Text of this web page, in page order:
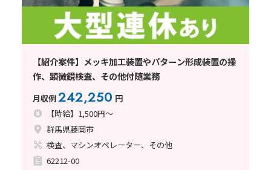
【紹介案件】メッキ加工装置やパターン形成装置の操
作、顕微鏡検査、その他付随業務
月収例242,250 円
【時給】1,500円～
群馬県藤岡市
検査、マシンオペレーター、その他
62212-00